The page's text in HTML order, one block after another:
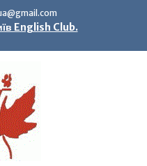
English Club.